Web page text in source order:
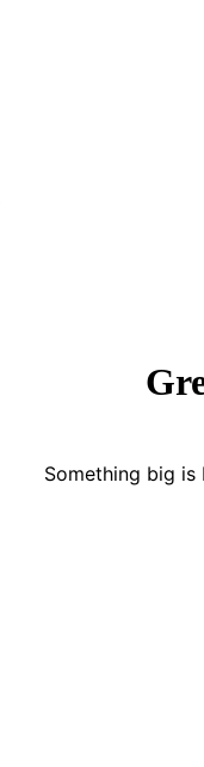
Something big is